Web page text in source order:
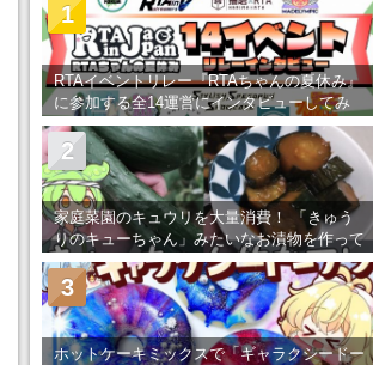
RTAイベントリレー『RTAちゃんの夏休み』
に参加する全14運営にインタビューしてみ
た！ 「RTA in Japan」のチャンネルの貸し
出しを利用し8/9から1週間にわたって開催
1
家庭菜園のキュウリを大量消費！ 「きゅう
りのキューちゃん」みたいなお漬物を作って
みた
2
ホットケーキミックスで「ギャラクシードー
3